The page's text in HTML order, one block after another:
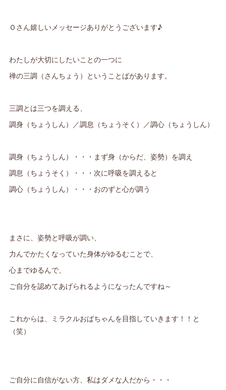
Ｏさん嬉しいメッセージありがとうございます♪
わたしが大切にしたいことの一つに
禅の三調（さんちょう）ということばがあります。
三調とは三つを調える、
調身（ちょうしん）／調息（ちょうそく）／調心（ちょうしん）
調身（ちょうしん）・・・まず身（からだ、姿勢）を調え
調息（ちょうそく）・・・次に呼吸を調えると
調心（ちょうしん）・・・おのずと心が調う
まさに、姿勢と呼吸が調い、
力んでかたくなっていた身体がゆるむことで、
心までゆるんで、
ご自分を認めてあげられるようになったんですね～
これからは、ミラクルおばちゃんを目指していきます！！と
（笑）
ご自分に自信がない方、私はダメな人だから・・・